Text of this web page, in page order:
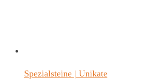
Spezialsteine | Unikate